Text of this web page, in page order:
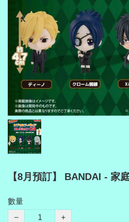
【8月預訂】 BANDAI - 家
數量
−
+